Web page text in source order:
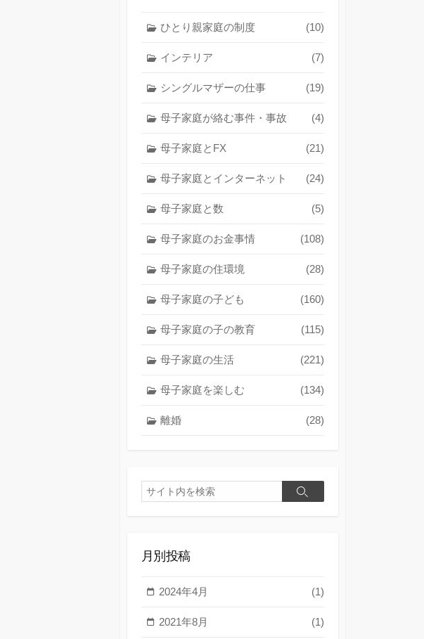
ひとり親家庭の制度 (10)
インテリア (7)
シングルマザーの仕事 (19)
母子家庭が絡む事件・事故 (4)
母子家庭とFX (21)
母子家庭とインターネット (24)
母子家庭と数 (5)
母子家庭のお金事情 (108)
母子家庭の住環境 (28)
母子家庭の子ども (160)
母子家庭の子の教育 (115)
母子家庭の生活 (221)
母子家庭を楽しむ (134)
離婚 (28)
検
索
検
月別投稿
2024年4月 (1)
2021年8月 (1)